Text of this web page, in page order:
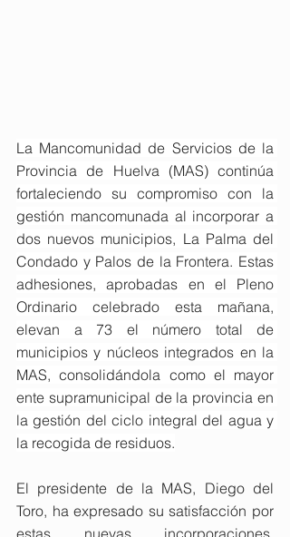
La Mancomunidad de Servicios de la
Provincia de Huelva (MAS) continúa
fortaleciendo su compromiso con la
gestión mancomunada al incorporar a
dos nuevos municipios, La Palma del
Condado y Palos de la Frontera. Estas
adhesiones, aprobadas en el Pleno
Ordinario celebrado esta mañana,
elevan a 73 el número total de
municipios y núcleos integrados en la
MAS, consolidándola como el mayor
ente supramunicipal de la provincia en
la gestión del ciclo integral del agua y
la recogida de residuos.
El presidente de la MAS, Diego del
Toro, ha expresado su satisfacción por